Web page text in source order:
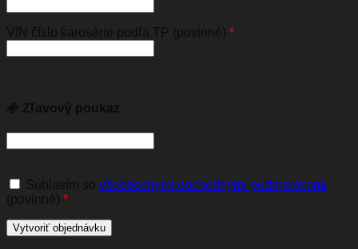
VIN číslo karosérie podľa TP (povinné) *
Zľavový poukaz
Súhlasím so všeobecnými obchodnými podmienkami
(povinné) *